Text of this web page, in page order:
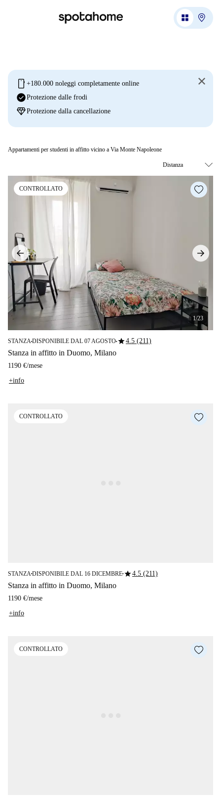
mobile +180.000 noleggi completamente online
check_circleProtezione dalle frodi
diamondProtezione dalla cancellazione
Appartamenti per studenti in affitto vicino a Via Monte Napoleone
CONTROLLATO
1/23
STANZA■DISPONIBILE DAL 07 AGOSTO■star4.5 (211)
Stanza in affitto in Duomo, Milano
1190 €/mese
+info
CONTROLLATO
STANZA ■DISPONIBILE DAL 16 DICEMBRE■star4.5 (211)
Stanza in affitto in Duomo, Milano
1190 €/mese
+info
CONTROLLATO